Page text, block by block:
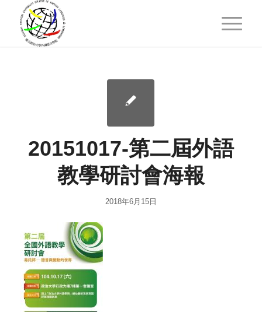
20151017-第二屆外語
教學研討會海報
2018年6月15日